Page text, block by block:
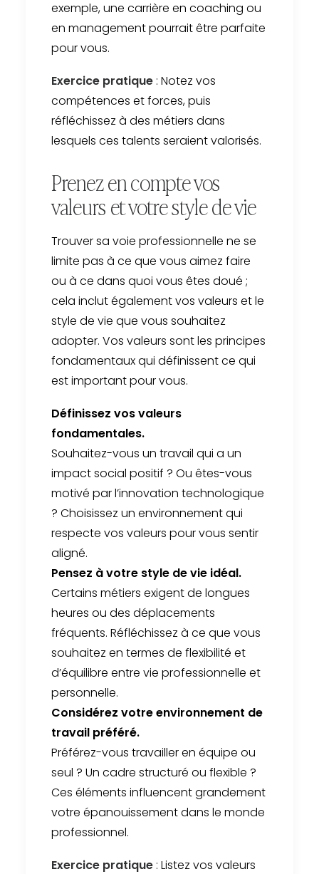
exemple, une carrière en coaching ou
en management pourrait être parfaite
pour vous.
Exercice pratique : Notez vos
compétences et forces, puis
réfléchissez à des métiers dans
lesquels ces talents seraient valorisés.
Prenez en compte vos
valeurs et votre style de vie
Trouver sa voie professionnelle ne se
limite pas à ce que vous aimez faire
ou à ce dans quoi vous êtes doué ;
cela inclut également vos valeurs et le
style de vie que vous souhaitez
adopter. Vos valeurs sont les principes
fondamentaux qui définissent ce qui
est important pour vous.
Définissez vos valeurs
fondamentales.
Souhaitez-vous un travail qui a un
impact social positif ? Ou êtes-vous
motivé par l’innovation technologique
? Choisissez un environnement qui
respecte vos valeurs pour vous sentir
aligné.
Pensez à votre style de vie idéal.
Certains métiers exigent de longues
heures ou des déplacements
fréquents. Réfléchissez à ce que vous
souhaitez en termes de flexibilité et
d’équilibre entre vie professionnelle et
personnelle.
Considérez votre environnement de
travail préféré.
Préférez-vous travailler en équipe ou
seul ? Un cadre structuré ou flexible ?
Ces éléments influencent grandement
votre épanouissement dans le monde
professionnel.
Exercice pratique : Listez vos valeurs